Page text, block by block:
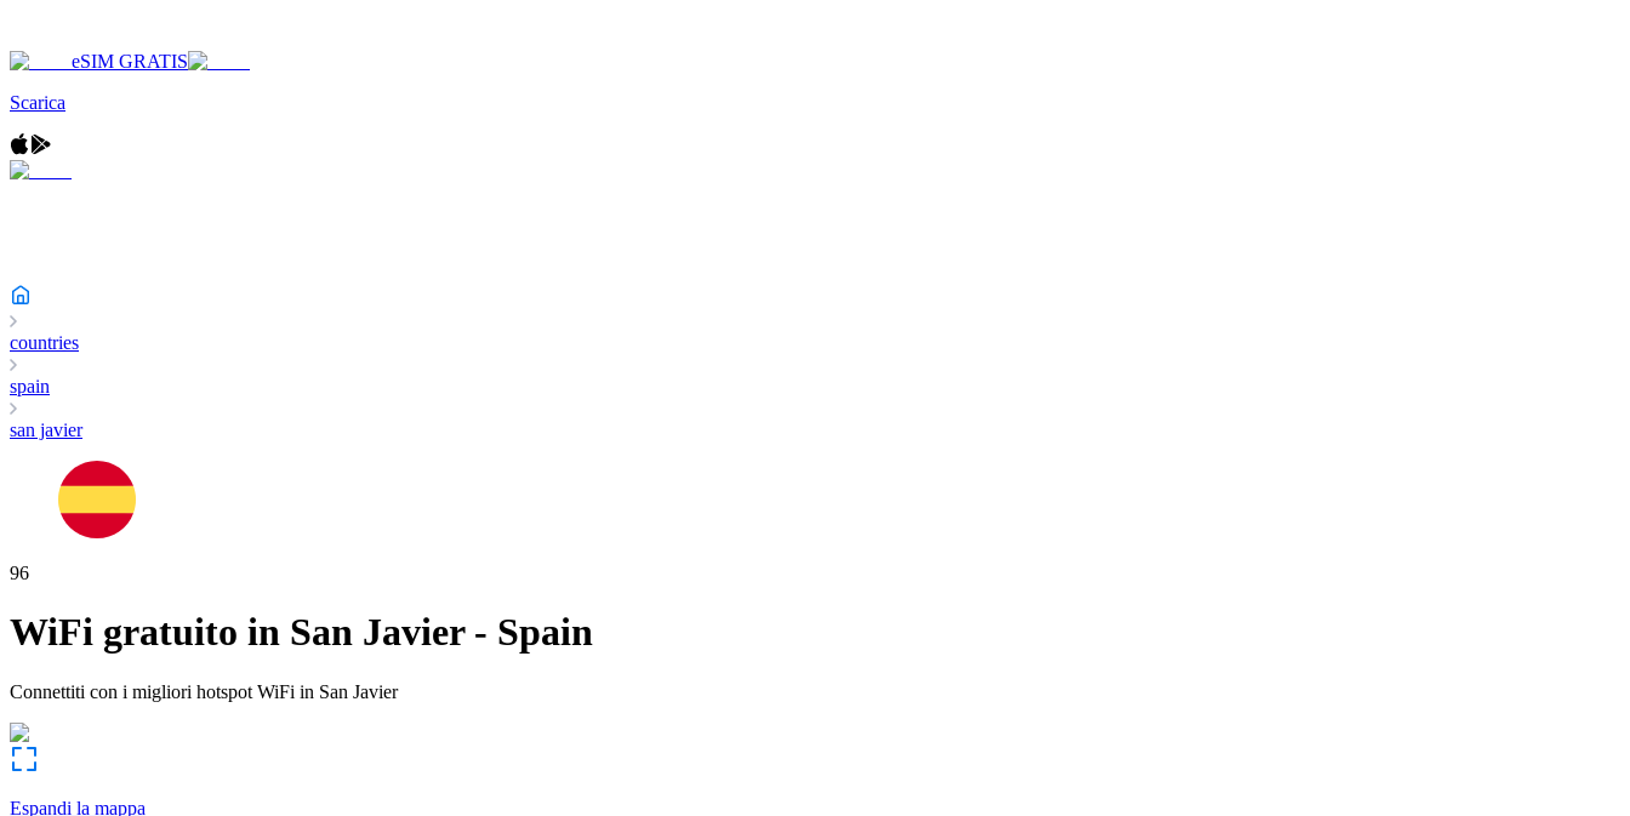
eSIM GRATIS
Scarica
countries
spain
san javier
96
WiFi gratuito in San Javier- Spain
Connettiti con i migliori hotspot WiFi in San Javier
Espandi la mappa